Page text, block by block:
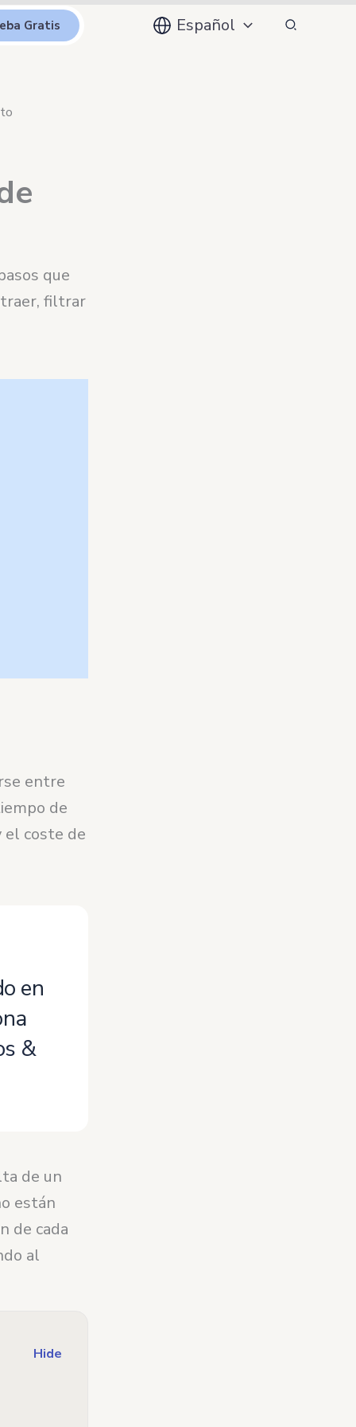
Gratis Español Buscar
que
filtrar
entre
de
el coste de
en
&
de un
están
de cada
al
Hide